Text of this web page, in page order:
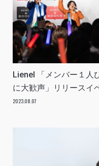
Lienel 「メンバー１人
に大歓声」リリースイ
2023.08.07